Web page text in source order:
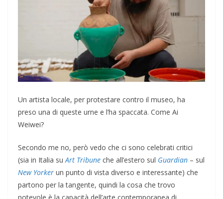
Un artista locale, per protestare contro il museo, ha
preso una di queste urne e l’ha spaccata. Come Ai
Weiwei?
Secondo me no, però vedo che ci sono celebrati critici
(sia in Italia su Art Tribune che all’estero sul Guardian – sul
New Yorker un punto di vista diverso e interessante) che
partono per la tangente, quindi la cosa che trovo
notevole è la capacità dell’arte contemporanea di